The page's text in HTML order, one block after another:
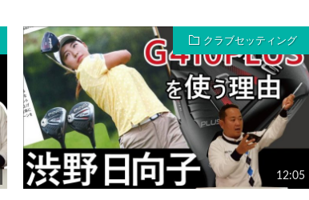
クラブセッティング
12:05